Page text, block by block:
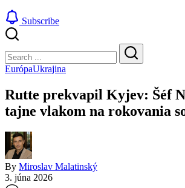
Subscribe
Search
Search
EurópaUkrajina
Rutte prekvapil Kyjev: Šéf
tajne vlakom na rokovania
By Miroslav Malatinský
3. júna 2026